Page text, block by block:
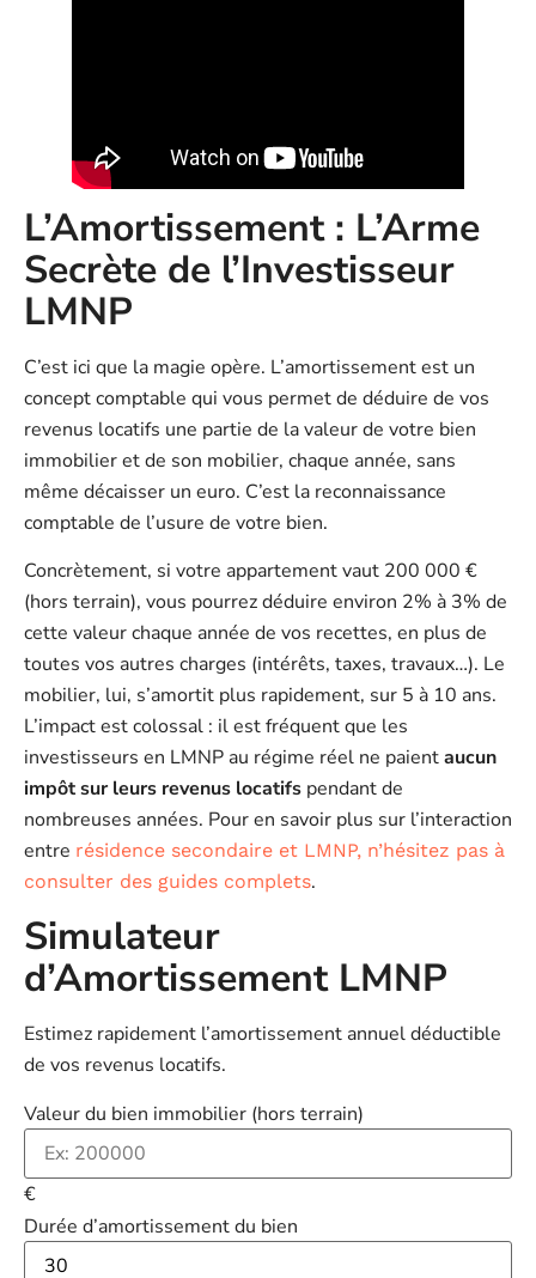
L’Amortissement : L’Arme
Secrète de l’Investisseur
LMNP
C’est ici que la magie opère. L’amortissement est un
concept comptable qui vous permet de déduire de vos
revenus locatifs une partie de la valeur de votre bien
immobilier et de son mobilier, chaque année, sans
même décaisser un euro. C’est la reconnaissance
comptable de l’usure de votre bien.
Concrètement, si votre appartement vaut 200 000 €
(hors terrain), vous pourrez déduire environ 2% à 3% de
cette valeur chaque année de vos recettes, en plus de
toutes vos autres charges (intérêts, taxes, travaux…). Le
mobilier, lui, s’amortit plus rapidement, sur 5 à 10 ans.
L’impact est colossal : il est fréquent que les
investisseurs en LMNP au régime réel ne paientaucun
impôt sur leurs revenus locatifs pendant de
nombreuses années. Pour en savoir plus sur l’interaction
entre résidence secondaire et LMNP, n’hésitez pas à
consulter des guides complets.
Simulateur
d’Amortissement LMNP
Estimez rapidement l’amortissement annuel déductible
de vos revenus locatifs.
Valeur du bien immobilier (hors terrain)
€
Durée d’amortissement du bien